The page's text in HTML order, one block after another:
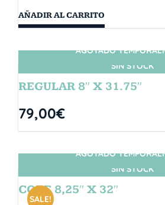
AÑADIR AL CARRITO
SIN STOCK
AGOTADO
REGULAR 8″ X 31.75″
79,00€
SIN STOCK
SALE!
AGOTADO
CORE 8,25″ X 32″